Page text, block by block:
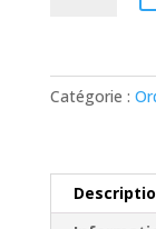
Neuf
Catégorie :